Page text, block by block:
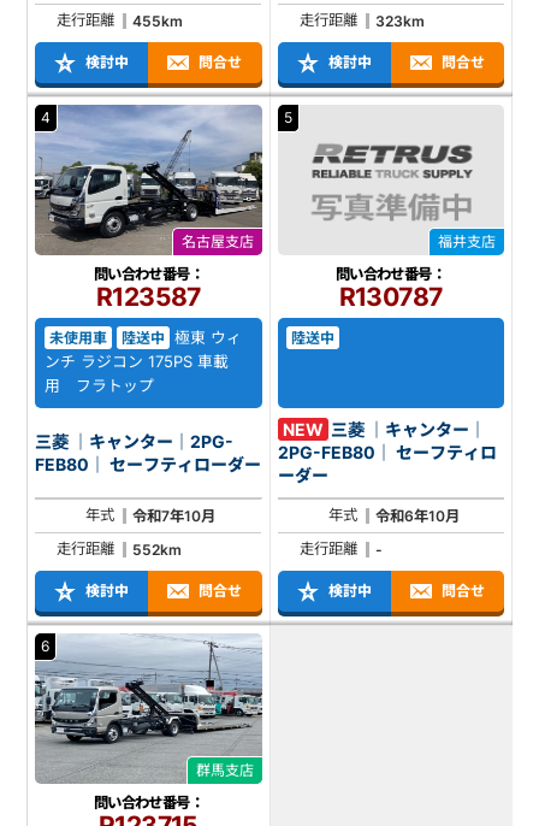
走行距離
455km
検討中 問合せ
走行距離
323km
検討中 問合せ
4
名古屋支店
問い合わせ番号：
R123587
未使用車 陸送中 極東 ウィ
ンチ ラジコン 175PS 車載
用 フラトップ
三菱 ｜キャンター｜2PG-
FEB80｜ セーフティローダー
年式
令和7年10月
走行距離
552km
検討中 問合せ
5
福井支店
問い合わせ番号：
R130787
陸送中
NEW 三菱 ｜キャンター｜
2PG-FEB80｜ セーフティロ
ーダー
年式
令和6年10月
走行距離
-
検討中 問合せ
6
群馬支店
問い合わせ番号：